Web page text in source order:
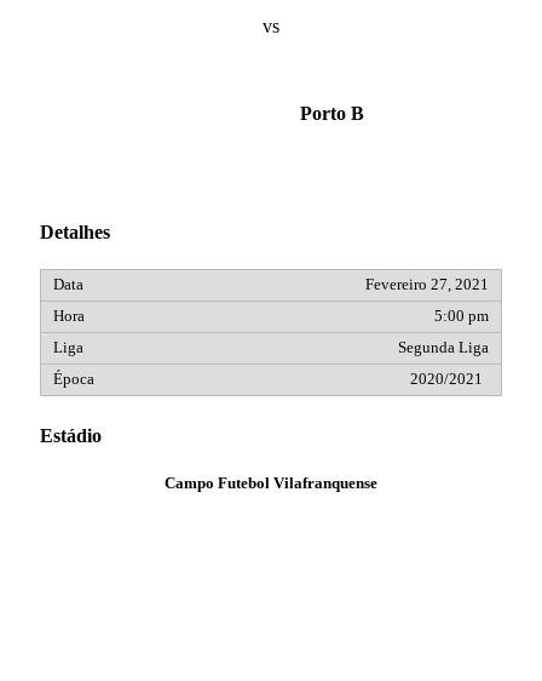
vs
Porto B
Detalhes
Fevereiro 27, 2021
5:00 pm
Segunda Liga
2020/2021
Estádio
Campo Futebol Vilafranquense